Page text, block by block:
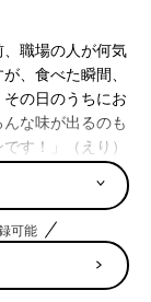
、職場の人が何気
、食べた瞬間、
の日のうちにお
な味が出るのも
す！」（えり）
なのがいい！」
可能